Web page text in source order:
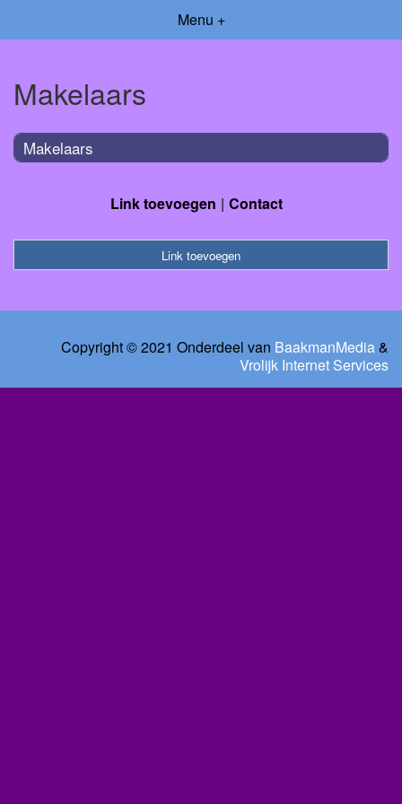
Menu +
Makelaars
Makelaars
Link toevoegen Contact
Link toevoegen
Copyright © 2021 Onderdeel van BaakmanMedia&
Vrolijk Internet Services